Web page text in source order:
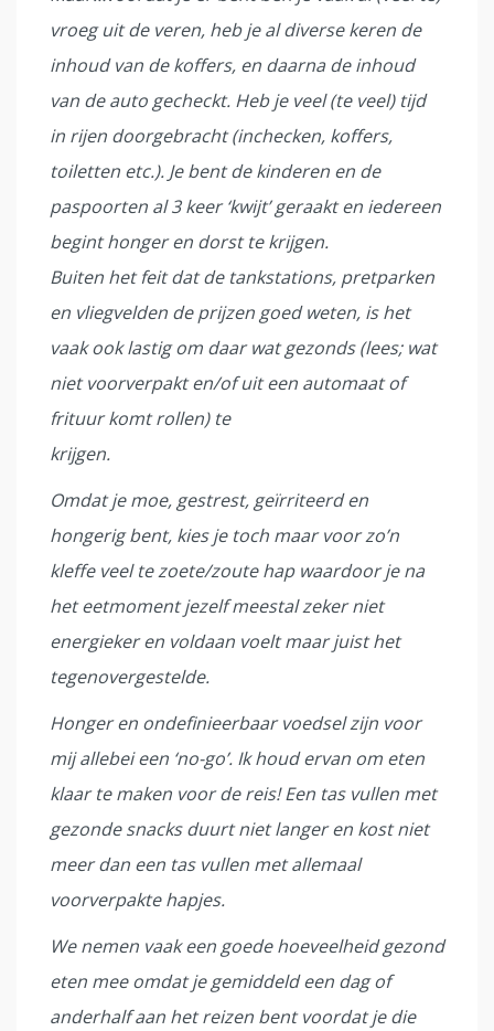
vroeg uit de veren, heb je al diverse keren de
inhoud van de koffers, en daarna de inhoud
van de auto gecheckt. Heb je veel (te veel) tijd
in rijen doorgebracht (inchecken, koffers,
toiletten etc.). Je bent de kinderen en de
paspoorten al 3 keer ‘kwijt’ geraakt en iedereen
begint honger en dorst te krijgen.
Buiten het feit dat de tankstations, pretparken
en vliegvelden de prijzen goed weten, is het
vaak ook lastig om daar wat gezonds (lees; wat
niet voorverpakt en/of uit een automaat of
frituur komt rollen) te
krijgen.
Omdat je moe, gestrest, geïrriteerd en
hongerig bent, kies je toch maar voor zo’n
kleffe veel te zoete/zoute hap waardoor je na
het eetmoment jezelf meestal zeker niet
energieker en voldaan voelt maar juist het
tegenovergestelde.
Honger en ondefinieerbaar voedsel zijn voor
mij allebei een ‘no-go’. Ik houd ervan om eten
klaar te maken voor de reis! Een tas vullen met
gezonde snacks duurt niet langer en kost niet
meer dan een tas vullen met allemaal
voorverpakte hapjes.
We nemen vaak een goede hoeveelheid gezond
eten mee omdat je gemiddeld een dag of
anderhalf aan het reizen bent voordat je die